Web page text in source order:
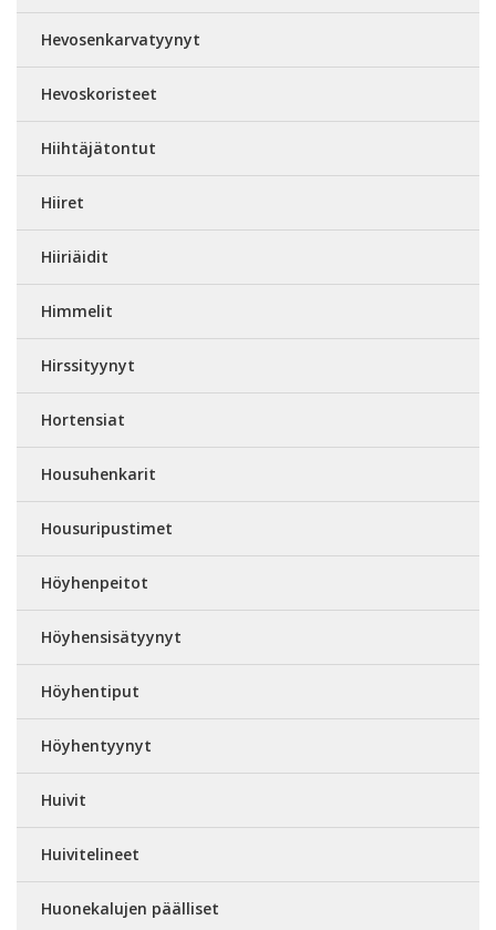
Hevosenkarvatyynyt
Hevoskoristeet
Hiihtäjätontut
Hiiret
Hiiriäidit
Himmelit
Hirssityynyt
Hortensiat
Housuhenkarit
Housuripustimet
Höyhenpeitot
Höyhensisätyynyt
Höyhentiput
Höyhentyynyt
Huivit
Huivitelineet
Huonekalujen päälliset